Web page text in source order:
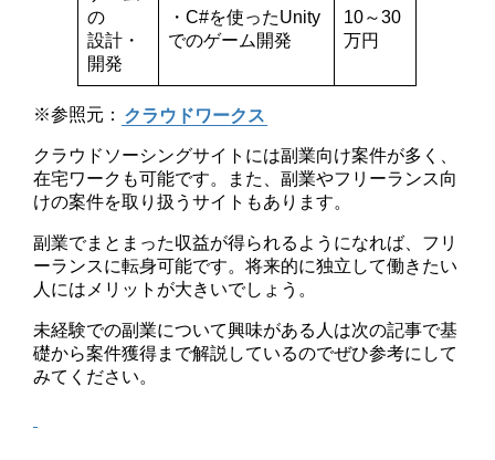
の
設計・
開発
・C#を使ったUnity
でのゲーム開発
10～30
万円
※参照元： クラウドワークス
クラウドソーシングサイトには副業向け案件が多く、
在宅ワークも可能です。また、副業やフリーランス向
けの案件を取り扱うサイトもあります。
副業でまとまった収益が得られるようになれば、フリ
ーランスに転身可能です。将来的に独立して働きたい
人にはメリットが大きいでしょう。
未経験での副業について興味がある人は次の記事で基
礎から案件獲得まで解説しているのでぜひ参考にして
みてください。